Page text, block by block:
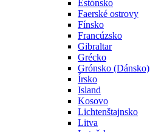
Estónsko
Faerské ostrovy
Fínsko
Francúzsko
Gibraltar
Grécko
Grónsko (Dánsko)
Írsko
Island
Kosovo
Lichtenštajnsko
Litva